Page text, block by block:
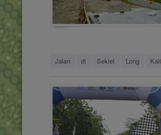
Jalan di Sekiet Long Kali